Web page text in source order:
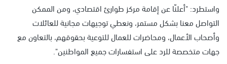
واستطرد: "أعلنّا عن إقامة مركز طوارئ اقتصادي، ومن الممكن
التواصل معنا بشكل مستمر، ونعطي توجيهات مجانية للعائلات
وأصحاب الأعمال، ومحاضرات للعمال للتوعية بحقوقهم، بالتعاون مع
جهات متخصصة للرد على استفسارات جميع المواطنين".